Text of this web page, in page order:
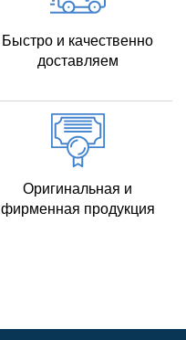
Быстро и качественно
доставляем
Оригинальная и
фирменная продукция